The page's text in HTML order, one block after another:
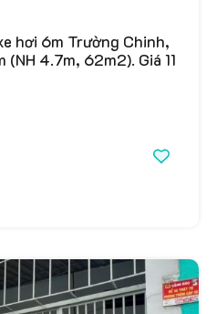
hơi 6m Trường Chinh,
4.7m, 62m2). Giá 11